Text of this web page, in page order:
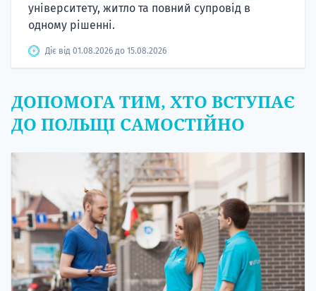
університету, житло та повний супровід в
одному рішенні.
Діє від 01.08.2026 до 15.08.2026
ДОПОМОГА ТИМ, ХТО ВСТУПАЄ
ДО ПОЛЬЩІ САМОСТІЙНО